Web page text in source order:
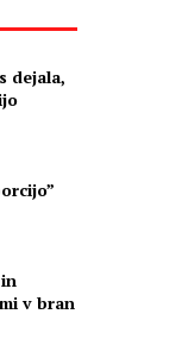
dejala,
v bran